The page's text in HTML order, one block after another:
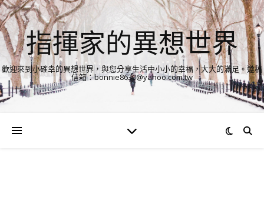
指揮家的異想世界
歡迎來到小確幸的異想世界，與您分享生活中小小的幸福，大大的滿足。邀稿
信箱：bonnie8630@yahoo.com.tw